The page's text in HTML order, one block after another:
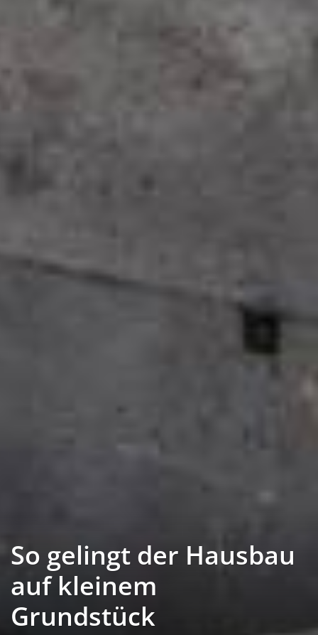
So gelingt der Hausbau
auf kleinem
Grundstück